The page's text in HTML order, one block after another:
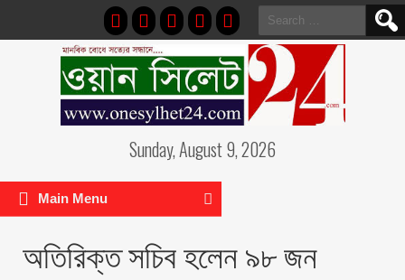
Search
for:
Sunday, August 9, 2026
Main Menu
অতিরিক্ত সচিব হলেন ৯৮ জন